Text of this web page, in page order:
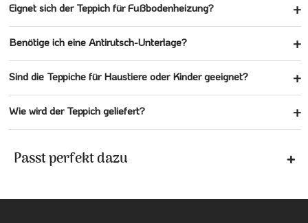
Eignet sich der Teppich für Fußbodenheizung?
Benötige ich eine Antirutsch-Unterlage?
Sind die Teppiche für Haustiere oder Kinder geeignet?
Wie wird der Teppich geliefert?
Passt perfekt dazu